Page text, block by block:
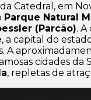
Catedral, em
Parque Natural
(Parcão).
, a capital do
A
cidades da
, repletas de